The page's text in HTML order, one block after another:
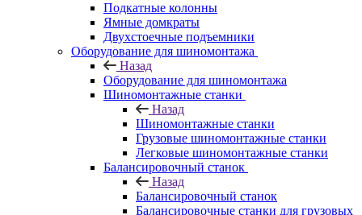
Подкатные колонны
Ямные домкраты
Двухстоечные подъемники
Оборудование для шиномонтажа
Назад
Оборудование для шиномонтажа
Шиномонтажные станки
Назад
Шиномонтажные станки
Грузовые шиномонтажные станки
Легковые шиномонтажные станки
Балансировочный станок
Назад
Балансировочный станок
Балансировочные станки для грузовых